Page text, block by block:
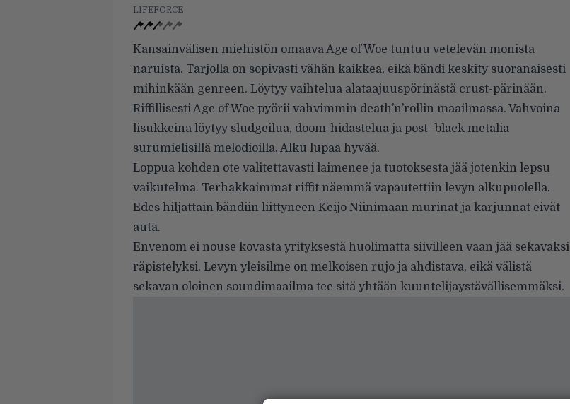
LIFEFORCE
Kansainvälisen miehistön omaava Age of Woe tuntuu vetelevän monista
naruista. Tarjolla on sopivasti vähän kaikkea, eikä bändi keskity suoranaisesti
mihinkään genreen. Löytyy vaihtelua alataajuuspörinästä crust-pärinään.
Riffillisesti Age of Woe pyörii vahvimmin death’n’rollin maailmassa. Vahvoina
lisukkeina löytyy sludgeilua, doom-hidastelua ja post- black metalia
surumielisillä melodioilla. Alku lupaa hyvää.
Loppua kohden ote valitettavasti laimenee ja tuotoksesta jää jotenkin lepsu
vaikutelma. Terhakkaimmat riffit näemmä vapautettiin levyn alkupuolella.
Edes hiljattain bändiin liittyneen Keijo Niinimaan murinat ja karjunnat eivät
auta.
Envenom ei nouse kovasta yrityksestä huolimatta siivilleen vaan jää sekavaksi
räpistelyksi. Levyn yleisilme on melkoisen rujo ja ahdistava, eikä välistä
sekavan oloinen soundimaailma tee sitä yhtään kuuntelijaystävällisemmäksi.